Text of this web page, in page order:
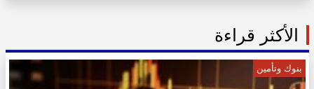
الأكثر قراءة
بنوك وتأمين